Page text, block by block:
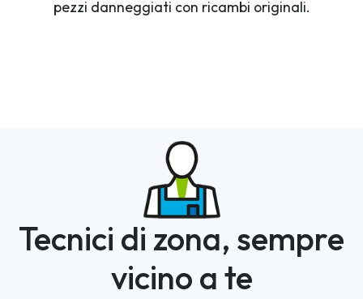
pezzi danneggiati con ricambi originali.
Tecnici di zona, sempre
vicino a te